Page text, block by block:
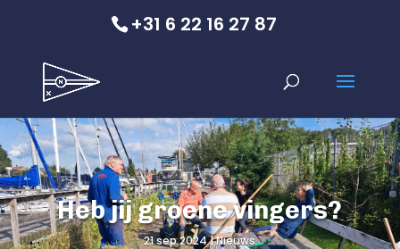
+31 6 22 16 27 87
Heb jij groene vingers?
21 sep 2024 Nieuws